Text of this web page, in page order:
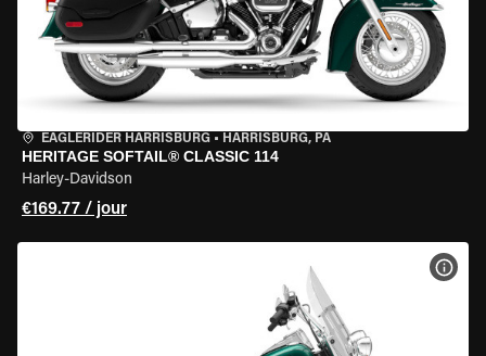
EAGLERIDER HARRISBURG • HARRISBURG, PA
HERITAGE SOFTAIL® CLASSIC 114
Harley-Davidson
€169.77 / jour